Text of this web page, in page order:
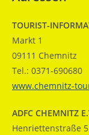
TOURIST-
Markt 1
09111 Chemnitz
Tel.: 0371-690680
www.chemnitz-
ADFC CHEMNITZ
Henriettenstraße 5